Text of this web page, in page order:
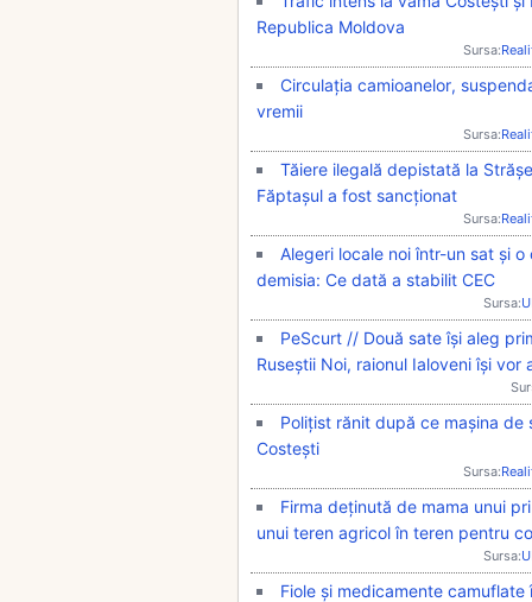
Republica Moldova
Sursa:
Circulația camioanelor,
vremii
Sursa:
Tăiere ilegală depistată la
Făptașul a fost sancționat
Sursa:
Alegeri locale noi într-un sat și
demisia: Ce dată a stabilit CEC
Sursa:
PeScurt // Două sate își aleg
Ruseștii Noi, raionul Ialoveni își
Polițist rănit după ce mașina
Costești
Sursa:
Firma deținută de mama unui
unui teren agricol în teren pentru
Sursa:
Fiole și medicamente